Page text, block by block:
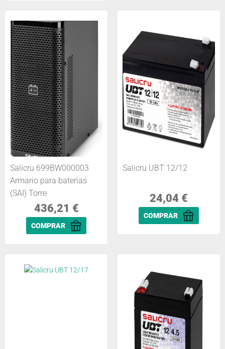
Salicru 699BW000003
Armario para baterías
(SAI) Torre
436,21 €
COMPRAR
Salicru UBT 12/12
24,04 €
COMPRAR